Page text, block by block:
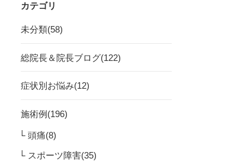
カテゴリ
未分類(58)
総院長＆院長ブログ(122)
症状別お悩み(12)
施術例(196)
頭痛(8)
スポーツ障害(35)